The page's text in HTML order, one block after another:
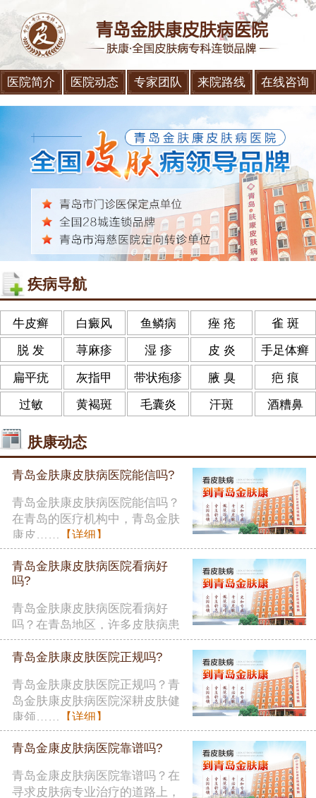
医院简介 医院动态 专家团队 来院路线 在线咨询
疾病导航
牛皮癣 白癜风 鱼鳞病 痤 疮 雀 斑
脱 发 荨麻疹 湿 疹 皮 炎 手足体癣
扁平疣 灰指甲 带状疱疹 腋 臭 疤 痕
过敏 黄褐斑 毛囊炎 汗斑 酒糟鼻
肤康动态
青岛金肤康皮肤病医院能信吗?
青岛金肤康皮肤病医院能信吗？
在青岛的医疗机构中，青岛金肤
康皮…… 【详细】
青岛金肤康皮肤病医院看病好
吗?
青岛金肤康皮肤病医院看病好
吗？在青岛地区，许多皮肤病患
者在……【详细】
青岛金肤康皮肤医院正规吗?
青岛金肤康皮肤医院正规吗？青
岛金肤康皮肤病医院深耕皮肤健
康领…… 【详细】
青岛金康皮肤病医院靠谱吗?
青岛金康皮肤病医院靠谱吗？在
寻求皮肤病专业治疗的道路上，